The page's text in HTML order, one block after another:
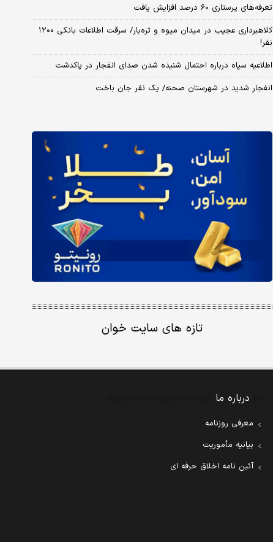
تعرفه‌های پرستاری ۶۰ درصد افزایش یافت
کلاهبرداری عجیب در میدان میوه و تره‌بار/ سرقت اطلاعات بانکی ۱۲۰۰
نفر!
اطلاعیه سپاه درباره احتمال شنیده شدن صدای انفجار در پاکدشت
انفجار شدید در شهرستان صحنه/ یک نفر جان باخت
تازه های سایت خوان
درباره ما
معرفی روزنامه
بیانیه مأموریت
آئین نامه اخلاق حرفه ای